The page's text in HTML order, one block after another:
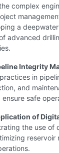
complex
a
advanced
Integrity
in
and
safe
of
the use of
reservoir